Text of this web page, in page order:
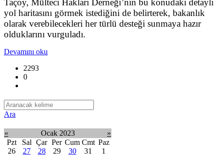
Taçoy, Mülteci Hakları Derneği’nin bu konudaki detaylı
yol haritasını görmek istediğini de belirterek, bakanlık
olarak verebilecekleri her türlü desteği sunmaya hazır
olduklarını vurguladı.
Devamını oku
2293
0
Ara
« Ocak 2023
»
Pzt
Sal Çar Per Cum Cmt Paz
26
27 28 29 30 31
1